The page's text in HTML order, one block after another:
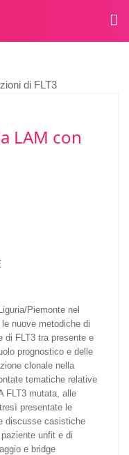
LAM con
Piemonte nel
nuove metodiche di
di FLT3 tra presente e
prognostico e delle
clonale nella
tematiche relative
FLT3 mutata, alle
presentate le
discusse casistiche
unfit e di
e bridge